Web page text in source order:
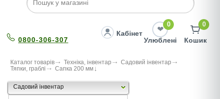
0800-306-307
Кабінет
0
Улюблені
0
Кошик
Каталог товарів Техніка, інвентар
Садовий інвентар
Тяпки, граблі
Сапка 200 мм
Садовий інвентар